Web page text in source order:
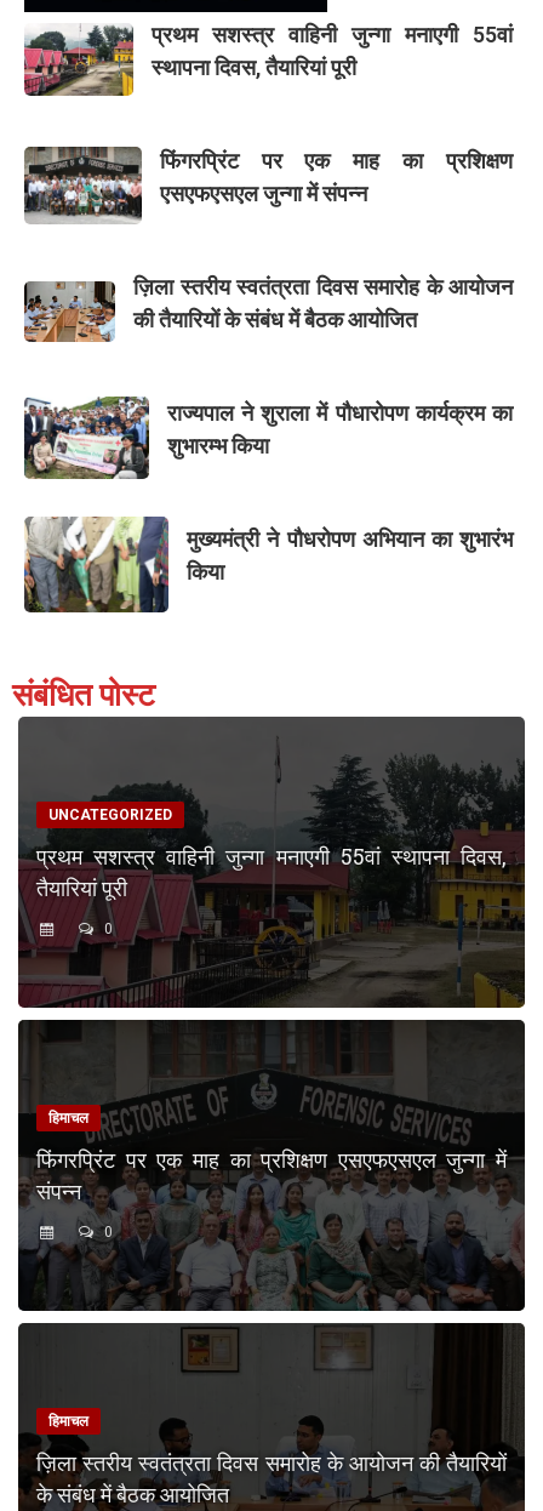
प्रथम सशस्त्र वाहिनी जुन्गा मनाएगी 55वां
स्थापना दिवस, तैयारियां पूरी
फिंगरप्रिंट पर एक माह का प्रशिक्षण
एसएफएसएल जुन्गा में संपन्न
ज़िला स्तरीय स्वतंत्रता दिवस समारोह के आयोजन
की तैयारियों के संबंध में बैठक आयोजित
राज्यपाल ने शुराला में पौधारोपण कार्यक्रम का
शुभारम्भ किया
मुख्यमंत्री ने पौधरोपण अभियान का शुभारंभ
किया
संबंधित पोस्ट
UNCATEGORIZED
प्रथम सशस्त्र वाहिनी जुन्गा मनाएगी 55वां स्थापना दिवस,
तैयारियां पूरी
0
हिमाचल
फिंगरप्रिंट पर एक माह का प्रशिक्षण एसएफएसएल जुन्गा में
संपन्न
0
हिमाचल
ज़िला स्तरीय स्वतंत्रता दिवस समारोह के आयोजन की तैयारियों
के संबंध में बैठक आयोजित